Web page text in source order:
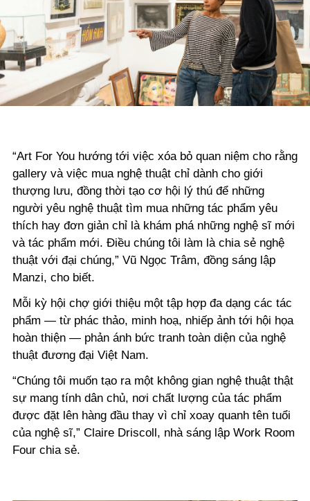
“Art For You hướng tới việc xóa bỏ quan niệm cho rằng
gallery và việc mua nghệ thuật chỉ dành cho giới
thượng lưu, đồng thời tạo cơ hội lý thú để những
người yêu nghệ thuật tìm mua những tác phẩm yêu
thích hay đơn giản chỉ là khám phá những nghệ sĩ mới
và tác phẩm mới. Điều chúng tôi làm là chia sẻ nghệ
thuật với đại chúng,” Vũ Ngọc Trâm, đồng sáng lập
Manzi, cho biết.
Mỗi kỳ hội chợ giới thiệu một tập hợp đa dạng các tác
phẩm — từ phác thảo, minh hoạ, nhiếp ảnh tới hội họa
hoàn thiện — phản ánh bức tranh toàn diện của nghệ
thuật đương đại Việt Nam.
“Chúng tôi muốn tạo ra một không gian nghệ thuật thật
sự mang tính dân chủ, nơi chất lượng của tác phẩm
được đặt lên hàng đầu thay vì chỉ xoay quanh tên tuổi
của nghệ sĩ,” Claire Driscoll, nhà sáng lập Work Room
Four chia sẻ.